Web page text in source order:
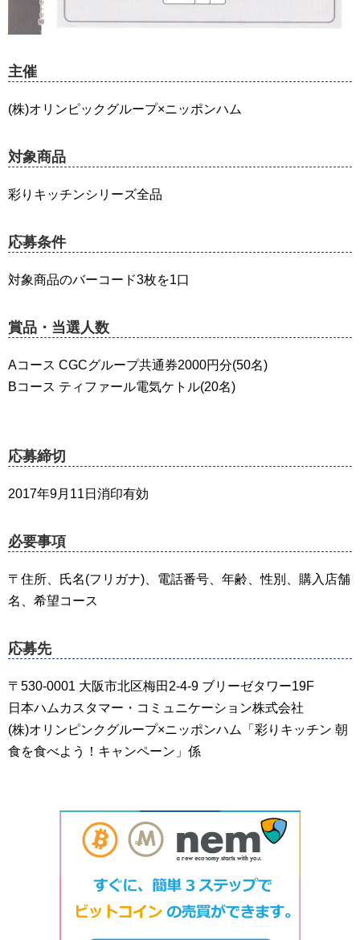
主催
(株)オリンピックグループ×ニッポンハム
対象商品
彩りキッチンシリーズ全品
応募条件
対象商品のバーコード3枚を1口
賞品・当選人数
Aコース CGCグループ共通券2000円分(50名)
Bコース ティファール電気ケトル(20名)
応募締切
2017年9月11日消印有効
必要事項
〒住所、氏名(フリガナ)、電話番号、年齢、性別、購入店舗
名、希望コース
応募先
〒530-0001 大阪市北区梅田2-4-9 ブリーゼタワー19F
日本ハムカスタマー・コミュニケーション株式会社
(株)オリンピンクグループ×ニッポンハム「彩りキッチン 朝
食を食べよう！キャンペーン」係